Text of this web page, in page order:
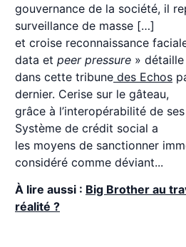
gouvernance de la société, il
surveillance de masse […]
et croise reconnaissance
data et peer pressure »
dans cette tribune des Echos
dernier. Cerise sur le gâteau,
grâce à l’interopérabilité de
Système de crédit social a
les moyens de sanctionner
considéré comme déviant...
À lire aussi : Big Brother au
réalité ?